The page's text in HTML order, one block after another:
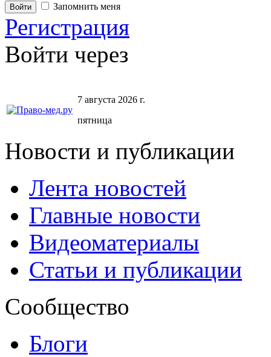
Запомнить меня
Регистрация
Войти через
7 августа 2026 г.
пятница
Новости и публикации
Лента новостей
Главные новости
Видеоматериалы
Статьи и публикации
Сообщество
Блоги